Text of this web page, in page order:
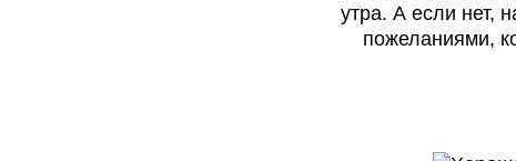
утра. А если нет,
пожеланиями,